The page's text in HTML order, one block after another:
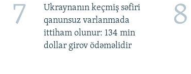
7
Ukraynanın keçmiş səfiri
qanunsuz varlanmada
ittiham olunur: 134 min
dollar girov ödəməlidir
8